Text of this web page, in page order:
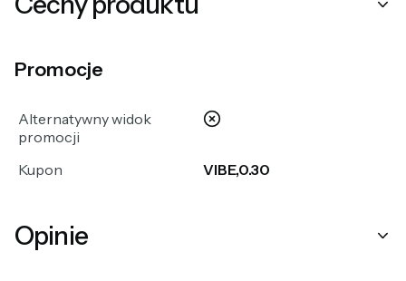
Promocje
Alternatywny widok
promocji
nie
Kupon VIBE,0.30
Opinie